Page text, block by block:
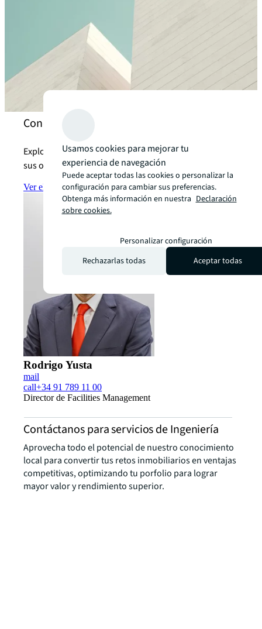
Conoce a nuestros expertos en Ingeniería
Explora cómo ayudamos a nuestros clientes a lograr
sus objetivos de inversión.
Ver el equipoarrow_forward
Rodrigo Yusta
mail
call+34 91 789 11 00
Director de Facilities Management
Contáctanos para servicios de Ingeniería
Aprovecha todo el potencial de nuestro conocimiento
local para convertir tus retos inmobiliarios en ventajas
competitivas, optimizando tu porfolio para lograr
mayor valor y rendimiento superior.
Usamos cookies para mejorar tu
experiencia de navegación
Puede aceptar todas las cookies o personalizar la
configuración para cambiar sus preferencias.
Obtenga más información en nuestra Declaración
sobre cookies.
Personalizar configuración
Rechazarlas todas
Aceptar todas